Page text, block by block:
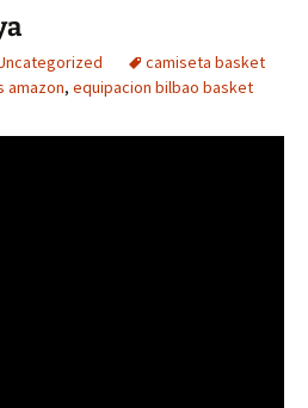
camiseta basket
amazon, equipacion bilbao basket